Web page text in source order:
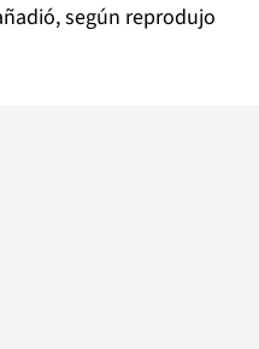
según reprodujo